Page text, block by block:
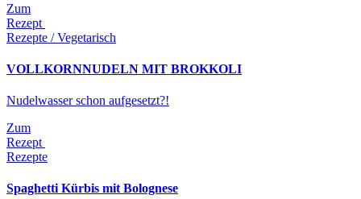
Zum
Rezept
Rezepte / Vegetarisch
VOLLKORNNUDELN MIT BROKKOLI
Nudelwasser schon aufgesetzt?!
Zum
Rezept
Rezepte
Spaghetti Kürbis mit Bolognese